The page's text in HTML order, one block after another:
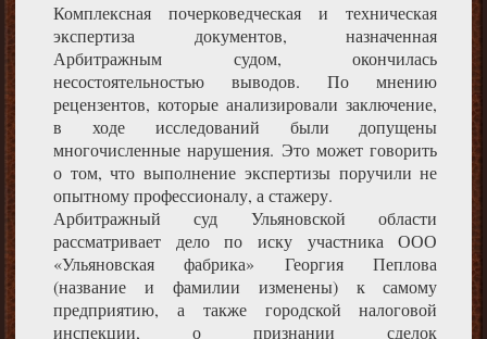
Комплексная почерковедческая и техническая
экспертиза документов, назначенная
Арбитражным судом, окончилась
несостоятельностью выводов. По мнению
рецензентов, которые анализировали заключение,
в ходе исследований были допущены
многочисленные нарушения. Это может говорить
о том, что выполнение экспертизы поручили не
опытному профессионалу, а стажеру.
Арбитражный суд Ульяновской области
рассматривает дело по иску участника ООО
«Ульяновская фабрика» Георгия Пеплова
(название и фамилии изменены) к самому
предприятию, а также городской налоговой
инспекции, о признании сделок